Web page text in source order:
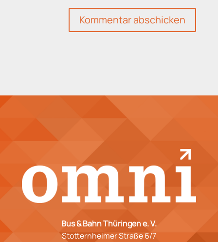
Kommentar abschicken
Bus & Bahn Thüringen e. V.
Stotternheimer Straße 6/7